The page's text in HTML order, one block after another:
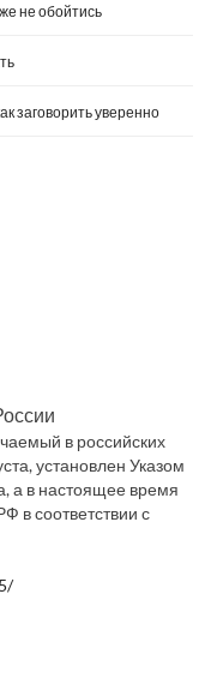
не обойтись
заговорить уверенно
в российских
установлен Указом
а в настоящее время
в соответствии с